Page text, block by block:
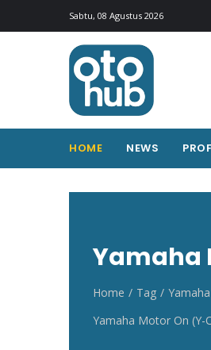
Sabtu, 08 Agustus 2026
HOME NEWS
Otohub.co
Portal berita otomotif Indonesia terkini
Yamaha
Home Tag
Yamaha Motor On (Y-